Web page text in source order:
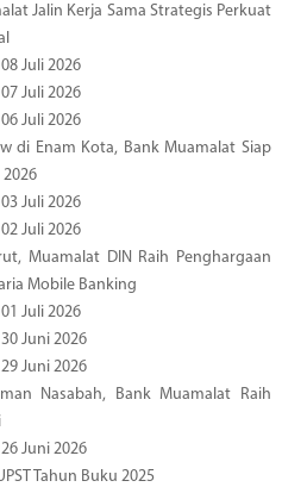
Jalin Kerja Sama Strategis Perkuat
Juli 2026
Juli 2026
Juli 2026
di Enam Kota, Bank Muamalat Siap
Juli 2026
Juli 2026
Muamalat DIN Raih Penghargaan
Mobile Banking
Juli 2026
Juni 2026
Juni 2026
Nasabah, Bank Muamalat Raih
Juni 2026
Tahun Buku 2025